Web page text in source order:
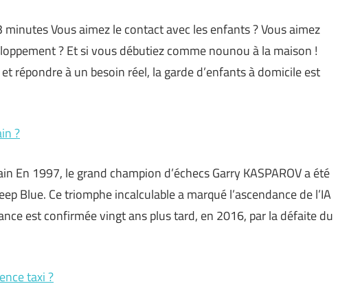
Vous aimez le contact avec les enfants ? Vous aimez
? Et si vous débutiez comme nounou à la maison !
répondre à un besoin réel, la garde d’enfants à domicile est
?
En 1997, le grand champion d’échecs Garry KASPAROV a été
Blue. Ce triomphe incalculable a marqué l’ascendance de l’IA
est confirmée vingt ans plus tard, en 2016, par la défaite du
taxi ?